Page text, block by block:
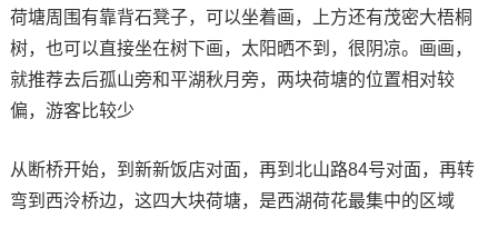
荷塘周围有靠背石凳子，可以坐着画，上方还有茂密大梧桐
树，也可以直接坐在树下画，太阳晒不到，很阴凉。画画，
就推荐去后孤山旁和平湖秋月旁，两块荷塘的位置相对较
偏，游客比较少
从断桥开始，到新新饭店对面，再到北山路84号对面，再转
弯到西泠桥边，这四大块荷塘，是西湖荷花最集中的区域